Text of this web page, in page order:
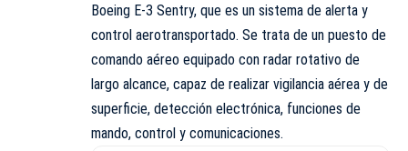
Boeing E-3 Sentry, que es un sistema de alerta y
control aerotransportado. Se trata de un puesto de
comando aéreo equipado con radar rotativo de
largo alcance, capaz de realizar vigilancia aérea y de
superficie, detección electrónica, funciones de
mando, control y comunicaciones.